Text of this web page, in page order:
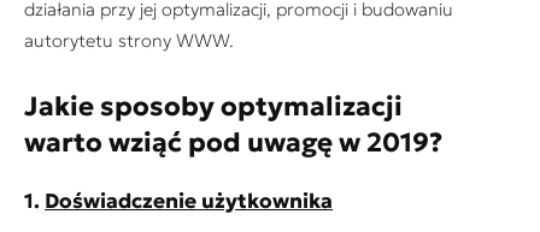
działania przy jej optymalizacji, promocji i budowaniu
autorytetu strony WWW.
Jakie sposoby optymalizacji
warto wziąć pod uwagę w 2019?
1. Doświadczenie użytkownika